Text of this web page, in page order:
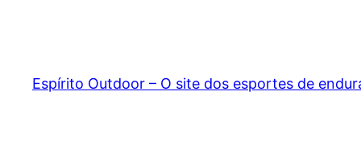
Espírito Outdoor – O site dos esportes de